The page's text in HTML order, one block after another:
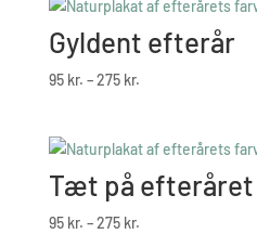
275 kr.
Gyldent efterår
95 kr. –275 kr.Prisinterval:
275 kr.
Tæt på efteråret
95 kr. –275 kr.Prisinterval: